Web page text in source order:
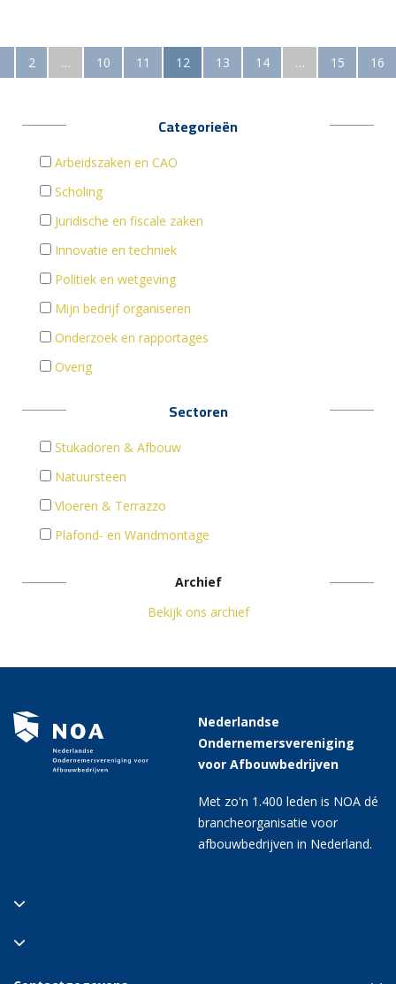
2 … 10 11 12 13 14 … 15 16
Categorieën
Arbeidszaken en CAO
Scholing
Juridische en fiscale zaken
Innovatie en techniek
Politiek en wetgeving
Mijn bedrijf organiseren
Onderzoek en rapportages
Overig
Sectoren
Stukadoren & Afbouw
Natuursteen
Vloeren & Terrazzo
Plafond- en Wandmontage
Archief
Bekijk ons archief
Nederlandse
Ondernemersvereniging
voor Afbouwbedrijven
Met zo'n 1.400 leden is NOA dé
brancheorganisatie voor
afbouwbedrijven in Nederland.